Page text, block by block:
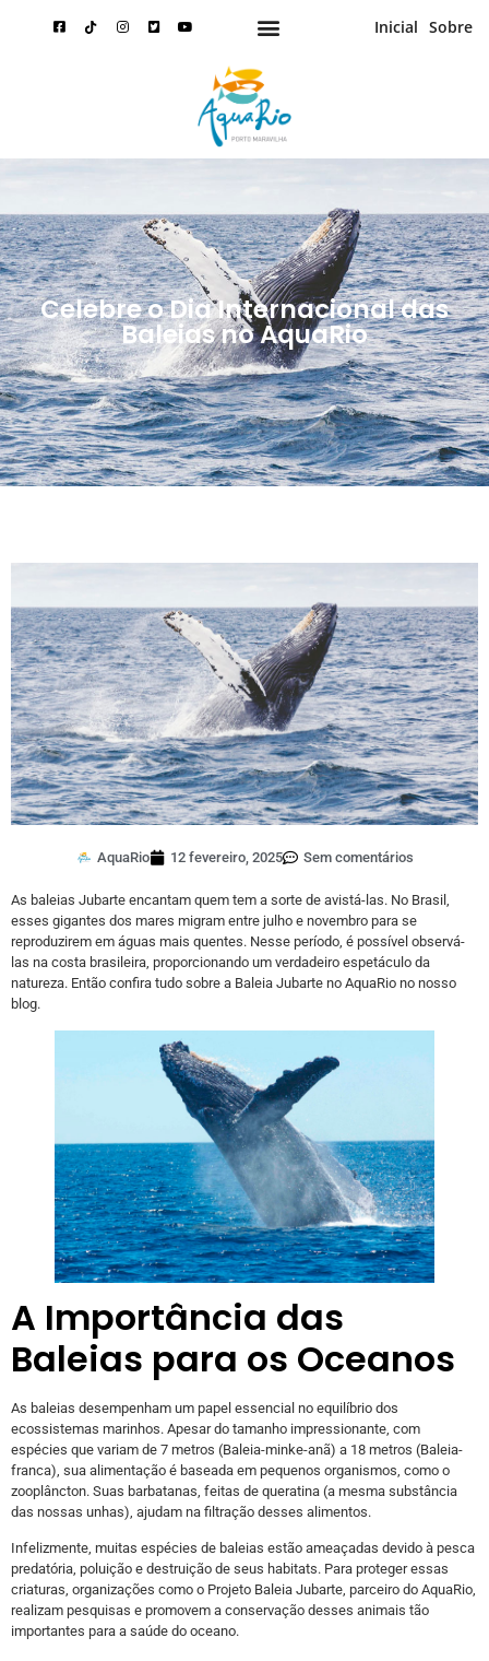
Inicial Sobre
Celebre o Dia Internacional das
Baleias no AquaRio
AquaRio 12 fevereiro, 2025 Sem comentários
As baleias Jubarte encantam quem tem a sorte de avistá-las. No Brasil,
esses gigantes dos mares migram entre julho e novembro para se
reproduzirem em águas mais quentes. Nesse período, é possível observá-
las na costa brasileira, proporcionando um verdadeiro espetáculo da
natureza. Então confira tudo sobre a Baleia Jubarte no AquaRio no nosso
blog.
A Importância das
Baleias para os Oceanos
As baleias desempenham um papel essencial no equilíbrio dos
ecossistemas marinhos. Apesar do tamanho impressionante, com
espécies que variam de 7 metros (Baleia-minke-anã) a 18 metros (Baleia-
franca), sua alimentação é baseada em pequenos organismos, como o
zooplâncton. Suas barbatanas, feitas de queratina (a mesma substância
das nossas unhas), ajudam na filtração desses alimentos.
Infelizmente, muitas espécies de baleias estão ameaçadas devido à pesca
predatória, poluição e destruição de seus habitats. Para proteger essas
criaturas, organizações como o Projeto Baleia Jubarte, parceiro do AquaRio,
realizam pesquisas e promovem a conservação desses animais tão
importantes para a saúde do oceano.